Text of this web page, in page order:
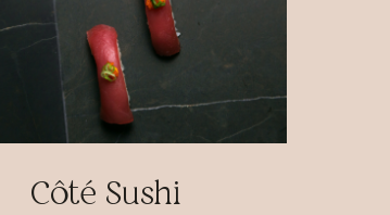
Côté Sushi